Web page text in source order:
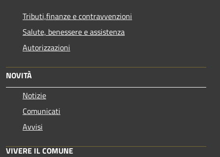
Tributi,finanze e contravvenzioni
Salute, benessere e assistenza
Autorizzazioni
NOVITÀ
Notizie
Comunicati
Avvisi
VIVERE IL COMUNE